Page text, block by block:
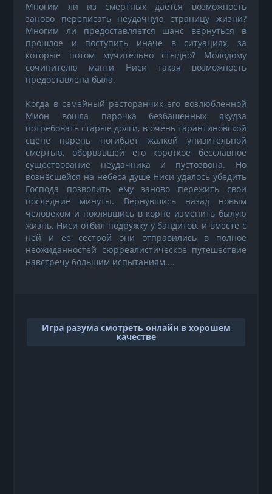
Многим ли из смертных даётся возможность
заново переписать неудачную страницу жизни?
Многим ли предоставляется шанс вернуться в
прошлое и поступить иначе в ситуациях, за
которые потом мучительно стыдно? Молодому
сочинителю манги Ниси такая возможность
предоставлена была.
Когда в семейный ресторанчик его возлюбленной
Мион вошла парочка безбашенных якудза
потребовать старые долги, в очень тарантиновской
сцене парень погибает жалкой унизительной
смертью, оборвавшей его короткое бесславное
существование неудачника и пустозвона. Но
вознёсшейся на небеса душе Ниси удалось убедить
Господа позволить ему заново пережить свои
последние минуты. Вернувшись назад новым
человеком и поклявшись в корне изменить былую
жизнь, Ниси отбил подружку у бандитов, и вместе с
ней и её сестрой они отправились в полное
неожиданностей сюрреалистическое путешествие
навстречу большим испытаниям....
Игра разума смотреть онлайн в хорошем
качестве